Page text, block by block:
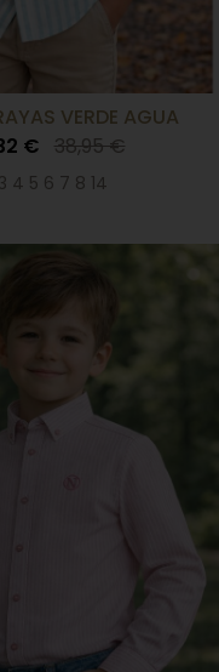
VERDE AGUA
€ 38,95 €
4 5 6 7 8 14